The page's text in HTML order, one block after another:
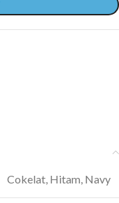
Cokelat, Hitam, Navy